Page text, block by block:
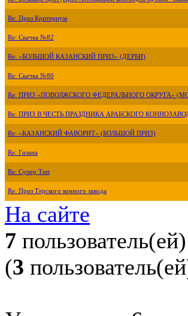
Re: Приз Критериум
Re: Скачка №82
Re: «БОЛЬШОЙ КАЗАНСКИЙ ПРИЗ» (ДЕРБИ)
Re: Скачка №80
Re: ПРИЗ «ПОВОЛЖСКОГО ФЕДЕРАЛЬНОГО ОКРУГА»
Re: ПРИЗ В ЧЕСТЬ ПРАЗДНИКА АРАБСКОГО
Re: «КАЗАНСКИЙ ФАВОРИТ» (БОЛЬШОЙ ПРИЗ)
Re: Гизана
Re: Супер Тип
Re: Приз Терского конного завода
На сайте
7
(3